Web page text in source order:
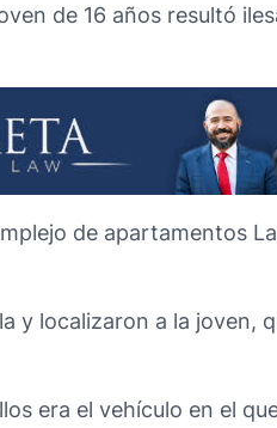
de 16 años resultó
de apartamentos
y localizaron a la joven,
era el vehículo en el